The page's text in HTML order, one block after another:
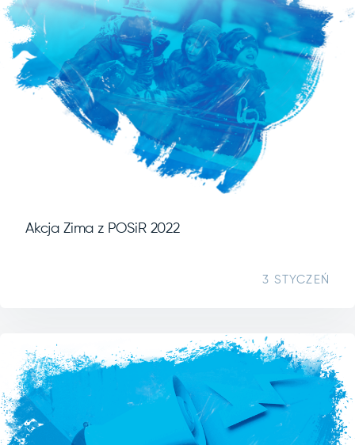
Akcja Zima z POSiR 2022
3 STYCZEŃ